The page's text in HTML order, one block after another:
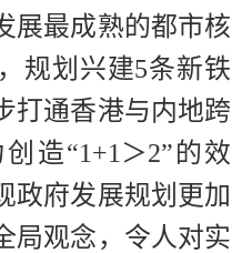
展最成熟的都市核
规划兴建5条新铁
打通香港与内地跨
造“1+1＞2”的效
政府发展规划更加
局观念，令人对实